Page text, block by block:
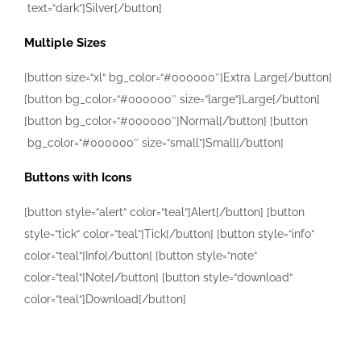
text=“dark“]Silver[/button]
Multiple Sizes
[button size=“xl“ bg_color=“#000000″]Extra Large[/button]
[button bg_color=“#000000″ size=“large“]Large[/button]
[button bg_color=“#000000″]Normal[/button] [button
bg_color=“#000000″ size=“small“]Small[/button]
Buttons with Icons
[button style=“alert“ color=“teal“]Alert[/button] [button
style=“tick“ color=“teal“]Tick[/button] [button style=“info“
color=“teal“]Info[/button] [button style=“note“
color=“teal“]Note[/button] [button style=“download“
color=“teal“]Download[/button]